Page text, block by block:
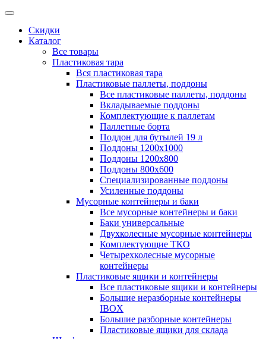
Скидки
Каталог
Все товары
Пластиковая тара
Вся пластиковая тара
Пластиковые паллеты, поддоны
Все пластиковые паллеты, поддоны
Вкладываемые поддоны
Комплектующие к паллетам
Паллетные борта
Поддон для бутылей 19 л
Поддоны 1200х1000
Поддоны 1200х800
Поддоны 800х600
Специализированные поддоны
Усиленные поддоны
Мусорные контейнеры и баки
Все мусорные контейнеры и баки
Баки универсальные
Двухколесные мусорные контейнеры
Комплектующие ТКО
Четырехколесные мусорные
контейнеры
Пластиковые ящики и контейнеры
Все пластиковые ящики и контейнеры
Большие неразборные контейнеры
IBOX
Большие разборные контейнеры
Пластиковые ящики для склада